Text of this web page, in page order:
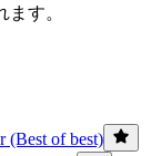
す。
(Best of best)